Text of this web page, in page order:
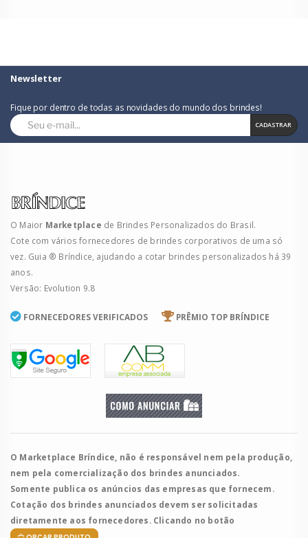
Newsletter
Fique por dentro de todas as novidades do mundo dos brindes!
CADASTRAR
O Maior Marketplace de Brindes Personalizados do Brasil.
Cote com vários fornecedores de brindes corporativos de uma só
vez. Guia ® Bríndice, ajudando a cotar brindes personalizados há 39
anos.
Versão: Evolution 9.8
FORNECEDORES VERIFICADOS PRÊMIO TOP BRÍNDICE
O Marketplace Bríndice, não é responsável nem pela produção,
nem pela comercialização dos brindes anunciados.
Somente publica os anúncios das empresas que fornecem.
Cotação dos brindes anunciados devem ser solicitadas
diretamente aos fornecedores. Clicando no botão